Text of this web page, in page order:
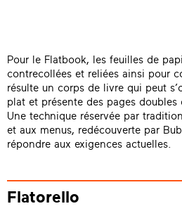
Pour le Flatbook, les feuilles de
contrecollées et reliées ainsi pour
résulte un corps de livre qui peut
plat et présente des pages doubles
Une technique réservée par
et aux menus, redécouverte par
répondre aux exigences actuelles.
Flatorello